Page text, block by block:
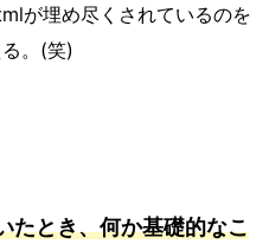
が埋め尽くされているのを
。(笑)
たとき、何か基礎的なこ